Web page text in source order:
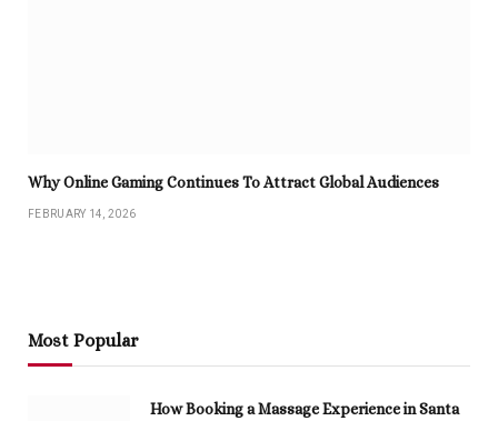
Why Online Gaming Continues To Attract Global Audiences
FEBRUARY 14, 2026
Most Popular
How Booking a Massage Experience in Santa